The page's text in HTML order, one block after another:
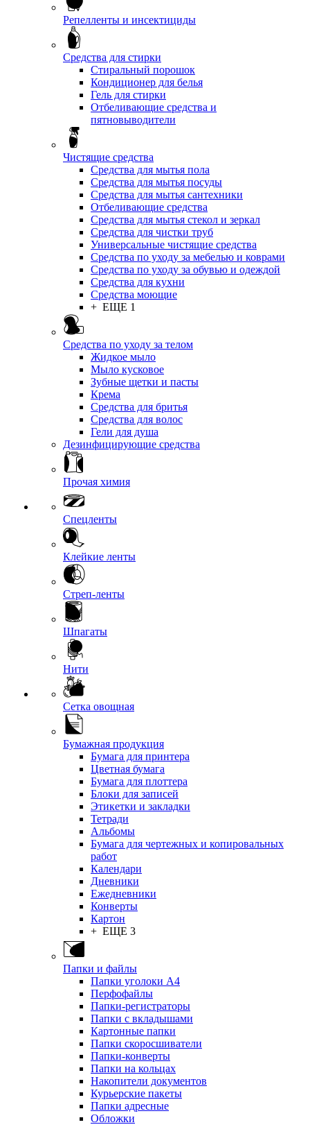
Репелленты и инсектициды
Средства для стирки
Стиральный порошок
Кондиционер для белья
Гель для стирки
Отбеливающие средства и
пятновыводители
Чистящие средства
Средства для мытья пола
Средства для мытья посуды
Средства для мытья сантехники
Отбеливающие средства
Средства для мытья стекол и зеркал
Средства для чистки труб
Универсальные чистящие средства
Средства по уходу за мебелью и коврами
Средства по уходу за обувью и одеждой
Средства для кухни
Средства моющие
+ ЕЩЕ 1
Средства по уходу за телом
Жидкое мыло
Мыло кусковое
Зубные щетки и пасты
Крема
Средства для бритья
Средства для волос
Гели для душа
Дезинфицирующие средства
Прочая химия
Спецленты
Клейкие ленты
Стреп-ленты
Шпагаты
Нити
Сетка овощная
Бумажная продукция
Бумага для принтера
Цветная бумага
Бумага для плоттера
Блоки для записей
Этикетки и закладки
Тетради
Альбомы
Бумага для чертежных и копировальных
работ
Календари
Дневники
Ежедневники
Конверты
Картон
+ ЕЩЕ 3
Папки и файлы
Папки уголоки А4
Перфофайлы
Папки-регистраторы
Папки с вкладышами
Картонные папки
Папки скоросшиватели
Папки-конверты
Папки на кольцах
Накопители документов
Курьерские пакеты
Папки адресные
Обложки